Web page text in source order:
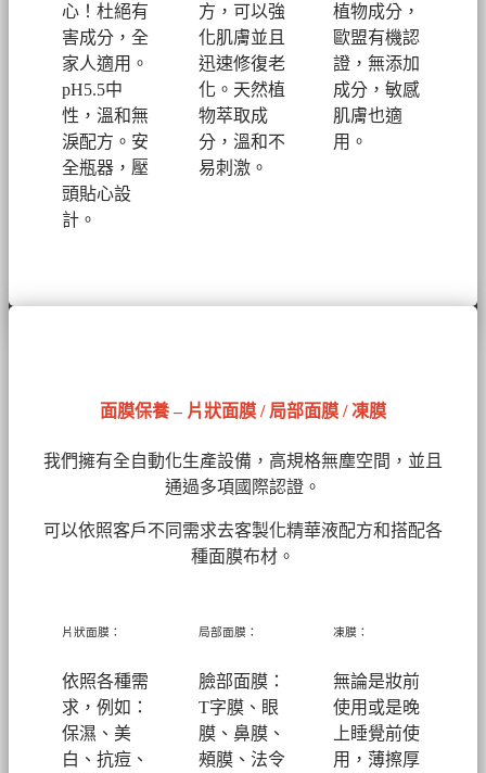
心！ 杜絕有
害成分，全
家人適用。
pH5.5中
性，溫和無
淚配方。安
全瓶器，壓
頭貼心設
計。
方，可以強
化肌膚並且
迅速修復老
化。 天然植
物萃取成
分，溫和不
易刺激。
植物成分，
歐盟有機認
證，無添加
成分，敏感
肌膚也適
用。
面膜保養 – 片狀面膜 / 局部面膜 / 凍膜
我們擁有全自動化生產設備，高規格無塵空間，並且
通過多項國際認證。
可以依照客戶不同需求去客製化精華液配方和搭配各
種面膜布材。
片狀面膜：
依照各種需
求，例如：
保濕、美
白、抗痘、
局部面膜：
臉部面膜：
T字膜、眼
膜、鼻膜、
頰膜、法令
凍膜：
無論是妝前
使用或是晚
上睡覺前使
用，薄擦厚